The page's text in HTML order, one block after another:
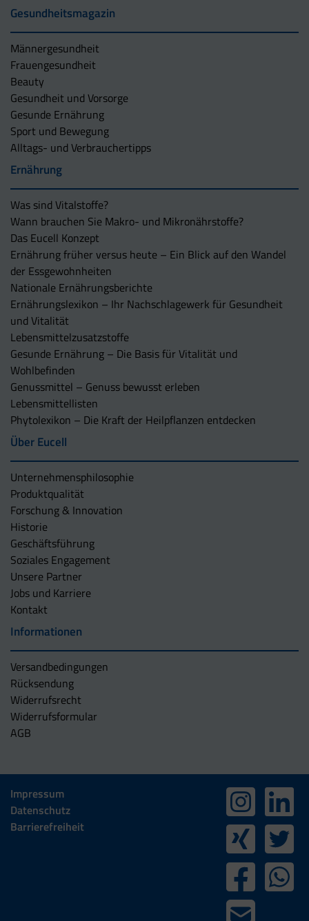
Gesundheitsmagazin
Männergesundheit
Frauengesundheit
Beauty
Gesundheit und Vorsorge
Gesunde Ernährung
Sport und Bewegung
Alltags- und Verbrauchertipps
Ernährung
Was sind Vitalstoffe?
Wann brauchen Sie Makro- und Mikronährstoffe?
Das Eucell Konzept
Ernährung früher versus heute – Ein Blick auf den Wandel
der Essgewohnheiten
Nationale Ernährungsberichte
Ernährungslexikon – Ihr Nachschlagewerk für Gesundheit
und Vitalität
Lebensmittelzusatzstoffe
Gesunde Ernährung – Die Basis für Vitalität und
Wohlbefinden
Genussmittel – Genuss bewusst erleben
Lebensmittellisten
Phytolexikon – Die Kraft der Heilpflanzen entdecken
Über Eucell
Unternehmens­philosophie
Produktqualität
Forschung & Innovation
Historie
Geschäftsführung
Soziales Engagement
Unsere Partner
Jobs und Karriere
Kontakt
Informationen
Versandbedingungen
Rücksendung
Widerrufsrecht
Widerrufsformular
AGB
Impressum
Datenschutz
Barrierefreiheit